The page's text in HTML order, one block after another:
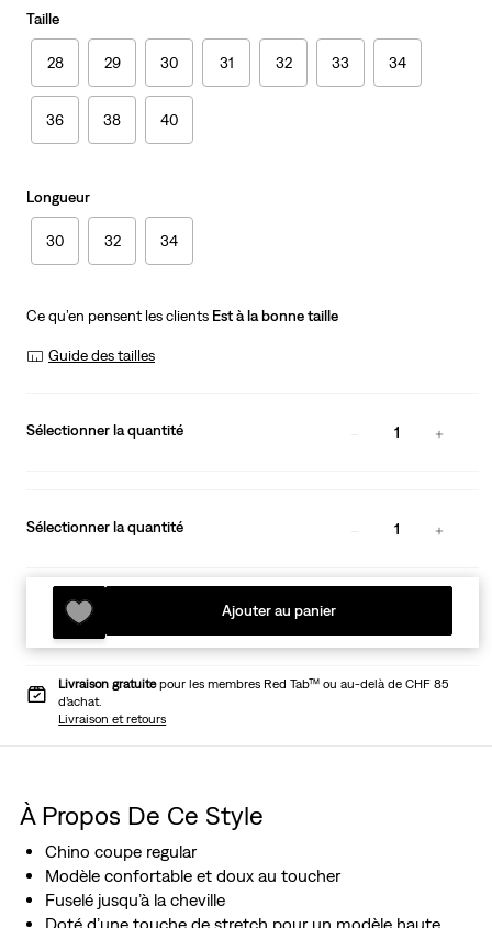
Taille
28 29 30 31 32 33 34
36 38 40
Longueur
30 32 34
Ce qu’en pensent les clients Est à la bonne taille
Guide des tailles
Sélectionner la quantité 1
Sélectionner la quantité 1
Ajouter au panier
Livraison gratuitepour les membres Red Tab™ ou au-delà de CHF 85
d’achat.
Livraison et retours
À Propos De Ce Style
Chino coupe regular
Modèle confortable et doux au toucher
Fuselé jusqu’à la cheville
Doté d’une touche de stretch pour un modèle haute